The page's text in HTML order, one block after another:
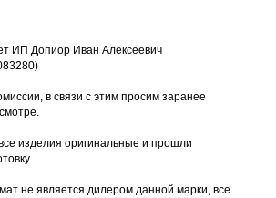
ИП Допиор Иван Алексеевич
в связи с этим просим заранее
изделия оригинальные и прошли
не является дилером данной марки, все